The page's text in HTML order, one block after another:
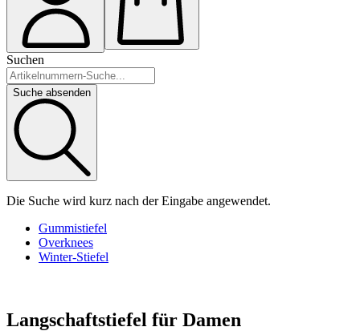
Suchen
Suche absenden
Die Suche wird kurz nach der Eingabe angewendet.
Gummistiefel
Overknees
Winter-Stiefel
Langschaftstiefel für Damen